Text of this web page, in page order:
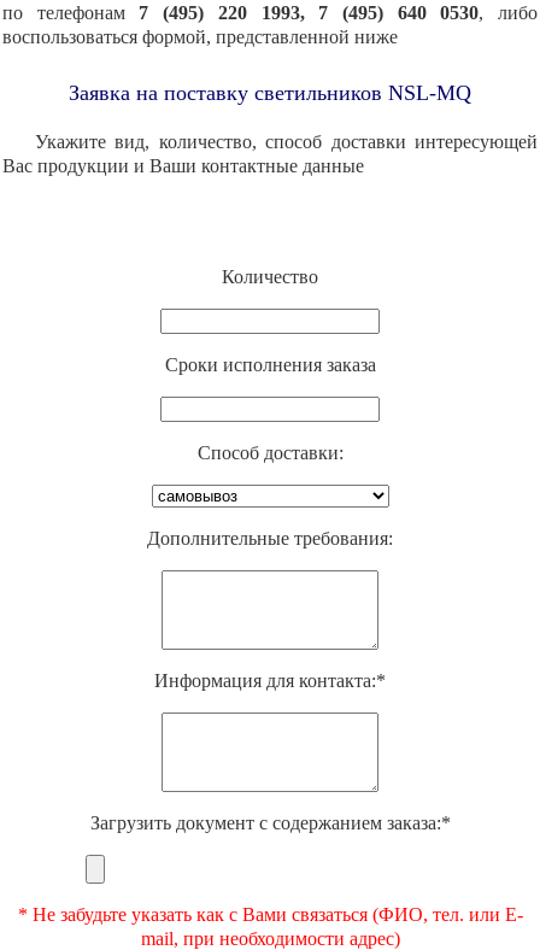
по телефонам7 (495) 220 1993, 7 (495) 640 0530, либо
воспользоваться формой, представленной ниже
Заявка на поставку светильников NSL-MQ
Укажите вид, количество, способ доставки интересующей
Вас продукции и Ваши контактные данные
Количество
Cроки исполнения заказа
Способ доставки:
Дополнительные требования:
Информация для контакта:*
Загрузить документ с содержанием заказа:*
* Не забудьте указать как с Вами связаться (ФИО, тел. или E-
mail, при необходимости адрес)